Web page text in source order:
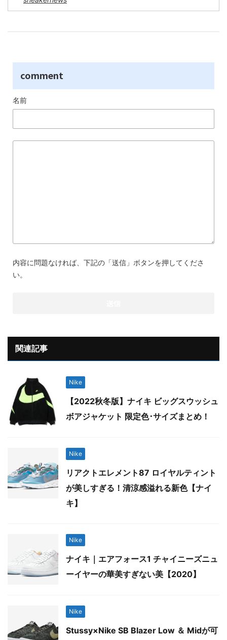
comment
名前
内容に問題なければ、下記の「送信」ボタンを押してくださ
い。
関連記事
Nike
【2022秋冬版】ナイキ ビッグスウッシュ
ボアジャケット 限定色･サイズまとめ！
Nike
リアクトエレメント87 ロイヤルティント
が美しすぎる！清涼感溢れる新色【ナイ
キ】
Nike
ナイキ｜エアフォース1 チャイニーズニュ
ーイヤーの華美すぎない美【2020】
Nike
Stussy×Nike SB Blazer Low ＆ Midが可